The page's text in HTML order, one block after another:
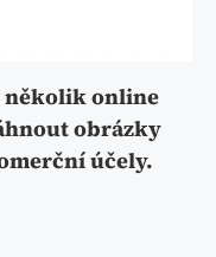
několik online
obrázky
účely.